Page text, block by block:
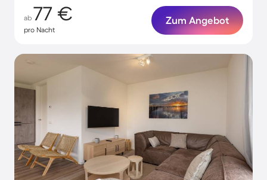
ab 77 €
pro Nacht
Zum Angebot